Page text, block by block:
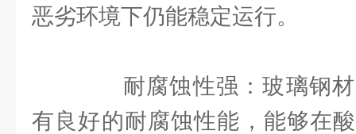
恶劣环境下仍能稳定运行。
耐腐蚀性强：玻璃钢材
有良好的耐腐蚀性能，能够在